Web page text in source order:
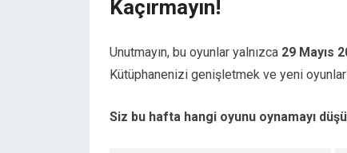
Kaçırmayın!
Unutmayın, bu oyunlar yalnızca 29 Mayıs
Kütüphanenizi genişletmek ve yeni
Siz bu hafta hangi oyunu oynamayı